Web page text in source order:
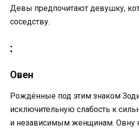
Девы предпочитают девушку,
соседству.
:
Овен
Рождённые под этим знаком
исключительную слабость к
и независимым женщинам. Овну